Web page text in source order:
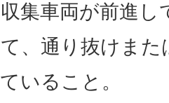
集車両が前進し
、通り抜けまた
いること。